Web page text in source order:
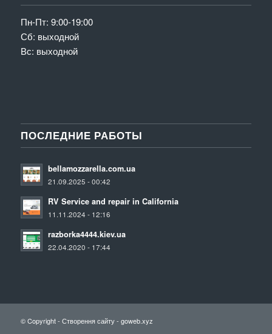
Пн-Пт: 9:00-19:00
Сб: выходной
Вс: выходной
ПОСЛЕДНИЕ РАБОТЫ
bellamozzarella.com.ua
21.09.2025 - 00:42
RV Service and repair in California
11.11.2024 - 12:16
razborka4444.kiev.ua
22.04.2020 - 17:44
© Copyright - Створення сайту - goweb.xyz